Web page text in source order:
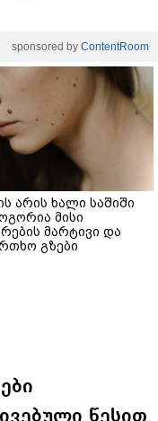
sponsored by ContentRoom
არის ხალი საშიში
მისი
მარტივი და
გზები
წესით